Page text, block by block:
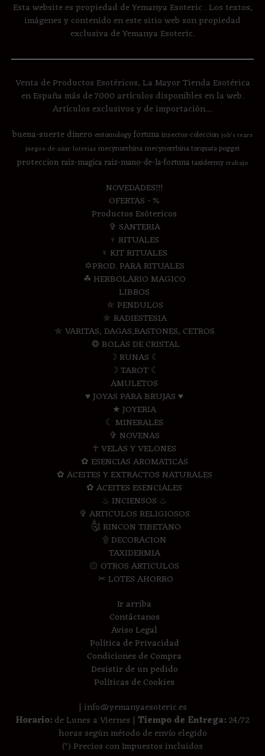
Esta website es propiedad de Yemanya Esoteric . Los textos,
imágenes y contenido en este sitio web son propiedad
exclusiva de Yemanya Esoteric.
Venta de Productos Esotéricos, La Mayor Tienda Esotérica
en España más de 7000 artículos disponibles en la web.
Artículos exclusivos y de importación....
buena-suertedinero entomologyfortunainsectos-coleccion job's tears
juegos-de-azar loterias mecynorrhinamecynorrhina torquata poggei
proteccion raiz-magica raiz-mano-de-la-fortunataxidermy trabajo
NOVEDADES!!!
OFERTAS - %
Productos Esótericos
✞ SANTERIA
♆ RITUALES
♆ KIT RITUALES
✡PROD. PARA RITUALES
☘ HERBOLARIO MAGICO
LIBROS
⛤ PENDULOS
⛤ RADIESTESIA
⛤ VARITAS, DAGAS,BASTONES, CETROS
❂ BOLAS DE CRISTAL
☽ RUNAS ☾
☽ TAROT ☾
AMULETOS
♥ JOYAS PARA BRUJAS ♥
★ JOYERIA
☾ MINERALES
✞ NOVENAS
☥ VELAS Y VELONES
✿ ESENCIAS AROMATICAS
✿ ACEITES Y EXTRACTOS NATURALES
✿ ACEITES ESENCIALES
♨ INCIENSOS ♨
✞ ARTICULOS RELIGIOSOS
༃ RINCON TIBETANO
۩ DECORACION
TAXIDERMIA
۞ OTROS ARTICULOS
✂ LOTES AHORRO
Ir arriba
Contáctanos
Aviso Legal
Política de Privacidad
Condiciones de Compra
Desistir de un pedido
Políticas de Cookies
| info@yemanyaesoteric.es
Horario:de Lunes a Viernes | Tiempo de Entrega:24/72
horas según método de envío elegido
(*) Precios con Impuestos incluidos